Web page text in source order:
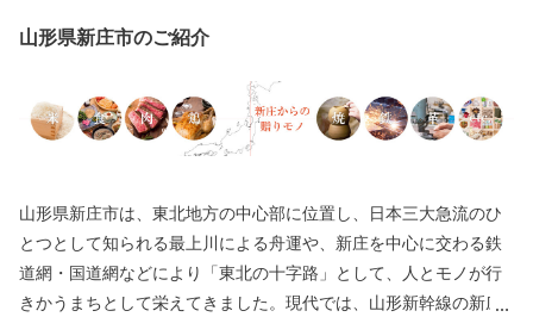
山形県新庄市のご紹介
山形県新庄市は、東北地方の中心部に位置し、日本三大急流のひ
とつとして知られる最上川による舟運や、新庄を中心に交わる鉄
道網・国道網などにより「東北の十字路」として、人とモノが行
きかうまちとして栄えてきました。現代では、山形新幹線の新庄